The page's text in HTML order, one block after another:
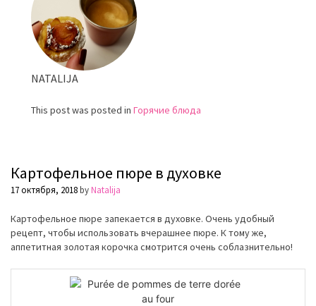
NATALIJA
This post was posted in Горячие блюда
Картофельное пюре в духовке
17 октября, 2018byNatalija
Картофельное пюре запекается в духовке. Очень удобный
рецепт, чтобы использовать вчерашнее пюре. К тому же,
аппетитная золотая корочка смотрится очень соблазнительно!